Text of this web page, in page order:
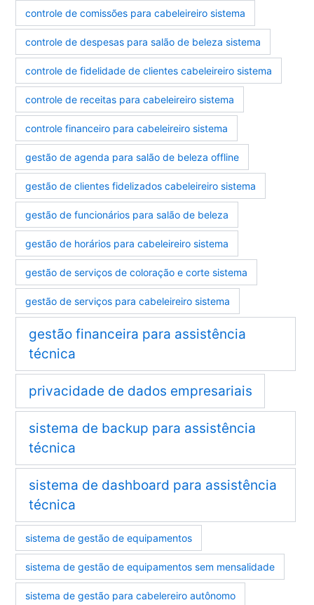
controle de comissões para cabeleireiro sistema
controle de despesas para salão de beleza sistema
controle de fidelidade de clientes cabeleireiro sistema
controle de receitas para cabeleireiro sistema
controle financeiro para cabeleireiro sistema
gestão de agenda para salão de beleza offline
gestão de clientes fidelizados cabeleireiro sistema
gestão de funcionários para salão de beleza
gestão de horários para cabeleireiro sistema
gestão de serviços de coloração e corte sistema
gestão de serviços para cabeleireiro sistema
gestão financeira para assistência
técnica
privacidade de dados empresariais
sistema de backup para assistência
técnica
sistema de dashboard para assistência
técnica
sistema de gestão de equipamentos
sistema de gestão de equipamentos sem mensalidade
sistema de gestão para cabelereiro autônomo